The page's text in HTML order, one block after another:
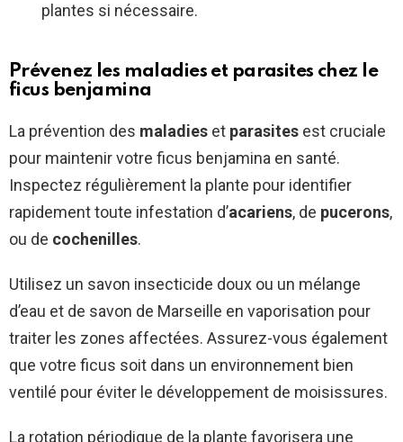
plantes si nécessaire.
Prévenez les maladies et parasites chez le
ficus benjamina
La prévention des maladies et parasites est cruciale
pour maintenir votre ficus benjamina en santé.
Inspectez régulièrement la plante pour identifier
rapidement toute infestation d’acariens, de pucerons,
ou de cochenilles.
Utilisez un savon insecticide doux ou un mélange
d’eau et de savon de Marseille en vaporisation pour
traiter les zones affectées. Assurez-vous également
que votre ficus soit dans un environnement bien
ventilé pour éviter le développement de moisissures.
La rotation périodique de la plante favorisera une